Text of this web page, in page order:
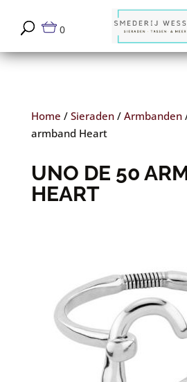
0
Home / Sieraden/ Armbanden
armband Heart
UNO DE 50
HEART